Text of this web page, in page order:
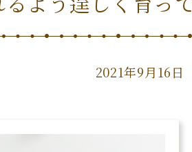
2021年9月16日